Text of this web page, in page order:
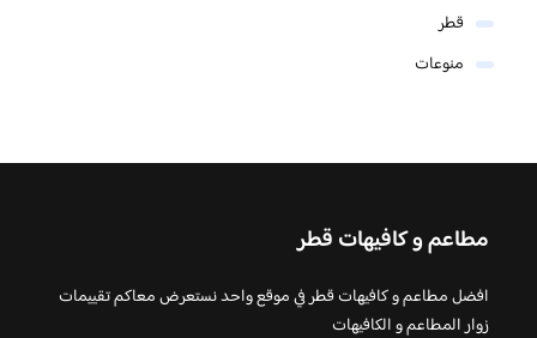
قطر
منوعات
مطاعم و كافيهات قطر
افضل مطاعم و كافيهات قطر في موقع واحد نستعرض معاكم تقييمات
زوار المطاعم و الكافيهات